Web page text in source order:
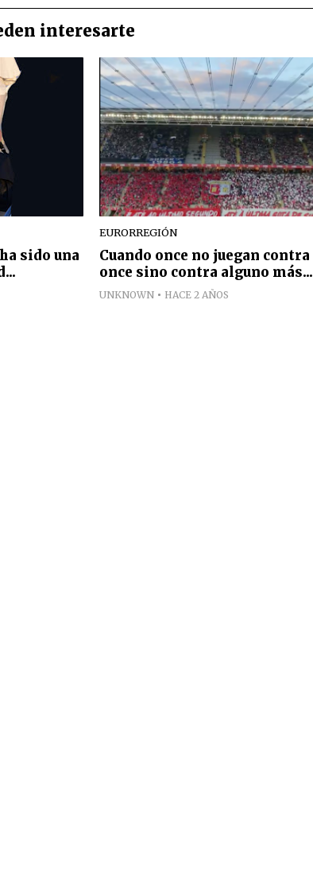
interesarte
sido una
EURORREGIÓN
Cuando once no juegan contra
once sino contra alguno más...
UNKNOWN HACE 2 AÑOS